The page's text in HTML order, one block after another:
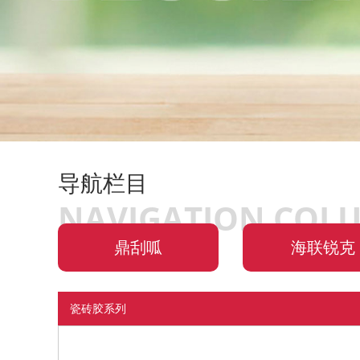
导航栏目
NAVIGATION
鼎刮呱 海联锐克
瓷砖胶系列